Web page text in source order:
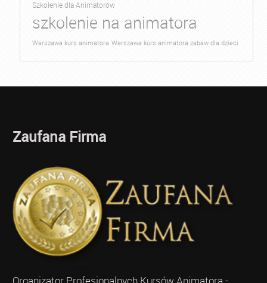
Szkolenie dla Animatorów
szkolenie na animatora
Warszawa kurs animatora Warszawa kurs animatora zabaw dla dzieci
Zaufana Firma
Organizator Profesjonalnych Kursów Animatora -